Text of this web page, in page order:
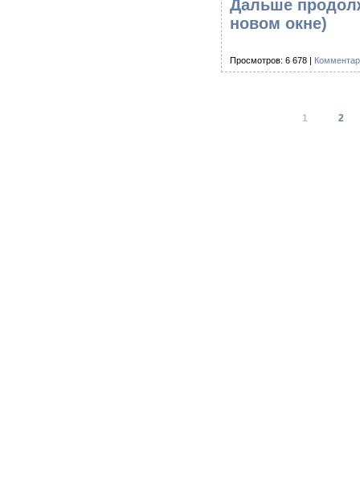
Дальше
новом окне)
Просмотров: 6 678 |
1 2